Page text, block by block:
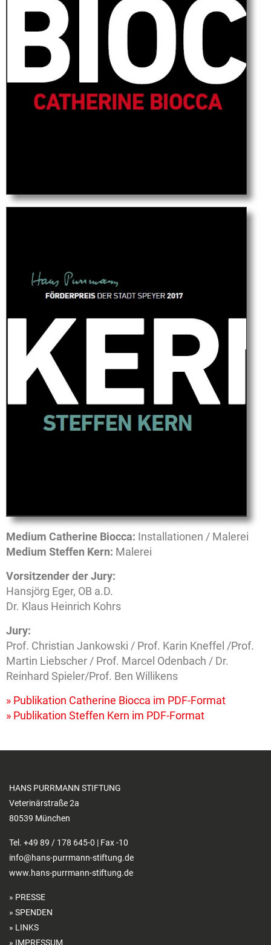
Medium Catherine Biocca: Installationen / Malerei
Medium Steffen Kern: Malerei
Vorsitzender der Jury:
Hansjörg Eger, OB a.D.
Dr. Klaus Heinrich Kohrs
Jury:
Prof. Christian Jankowski / Prof. Karin Kneffel /Prof.
Martin Liebscher / Prof. Marcel Odenbach / Dr.
Reinhard Spieler/Prof. Ben Willikens
» Publikation Catherine Biocca im PDF-Format
» Publikation Steffen Kern im PDF-Format
HANS PURRMANN STIFTUNG
Veterinärstraße 2a
80539 München
Tel. +49 89 / 178 645-0 | Fax -10
info@hans-purrmann-stiftung.de
www.hans-purrmann-stiftung.de
PRESSE
SPENDEN
LINKS
IMPRESSUM